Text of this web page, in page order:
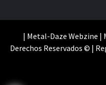
| Metal-Daze Webzine |
Derechos Reservados © |